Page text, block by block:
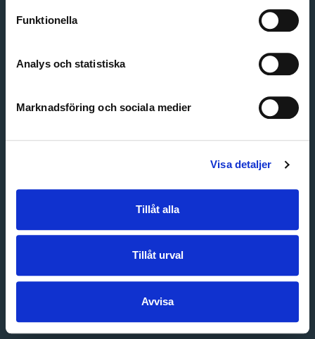
Funktionella
Analys och statistiska
Marknadsföring och sociala medier
Visa detaljer
Tillåt alla
Tillåt urval
Avvisa
Customer service